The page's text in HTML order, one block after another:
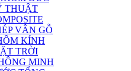
THUẬT
VÂN GỖ
KÍNH
TRỜI
MINH